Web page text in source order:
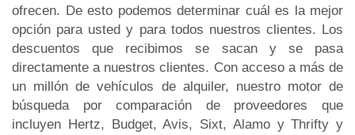
ofrecen. De esto podemos determinar cuál es la mejor
opción para usted y para todos nuestros clientes. Los
descuentos que recibimos se sacan y se pasa
directamente a nuestros clientes. Con acceso a más de
un millón de vehículos de alquiler, nuestro motor de
búsqueda por comparación de proveedores que
incluyen Hertz, Budget, Avis, Sixt, Alamo y Thrifty y